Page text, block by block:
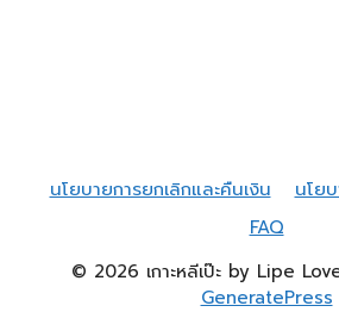
นโยบายการยกเลิกและคืนเงิน
นโย
FAQ
© 2026 เกาะหลีเป๊ะ by Lipe
GeneratePress